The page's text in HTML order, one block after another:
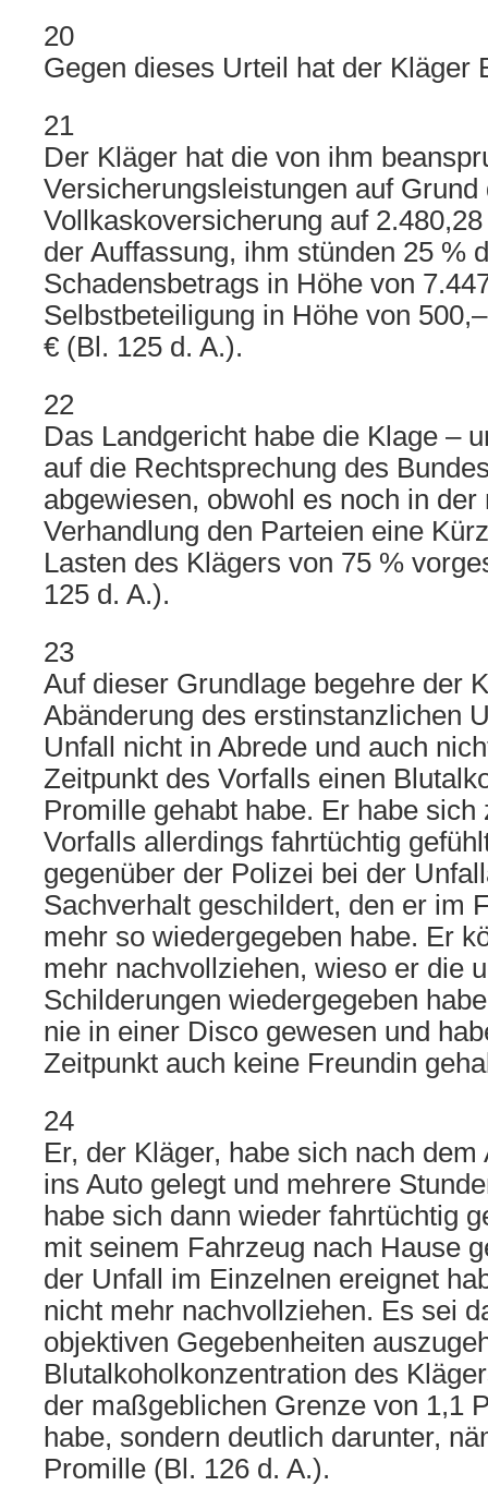
20
Gegen dieses Urteil hat der Kläger
21
Der Kläger hat die von ihm
Versicherungsleistungen auf Grund
Vollkaskoversicherung auf
der Auffassung, ihm stünden 25 %
Schadensbetrags in Höhe von
Selbstbeteiligung in Höhe von
€ (Bl. 125 d. A.).
22
Das Landgericht habe die Klage –
auf die Rechtsprechung des
abgewiesen, obwohl es noch in der
Verhandlung den Parteien eine
Lasten des Klägers von 75 %
125 d. A.).
23
Auf dieser Grundlage begehre der
Abänderung des erstinstanzlichen
Unfall nicht in Abrede und auch
Zeitpunkt des Vorfalls einen
Promille gehabt habe. Er habe
Vorfalls allerdings fahrtüchtig
gegenüber der Polizei bei der
Sachverhalt geschildert, den er im
mehr so wiedergegeben habe. Er
mehr nachvollziehen, wieso er die
Schilderungen wiedergegeben
nie in einer Disco gewesen und
Zeitpunkt auch keine Freundin
24
Er, der Kläger, habe sich nach
ins Auto gelegt und mehrere
habe sich dann wieder fahrtüchtig
mit seinem Fahrzeug nach Hause
der Unfall im Einzelnen ereignet
nicht mehr nachvollziehen. Es sei
objektiven Gegebenheiten
Blutalkoholkonzentration des
der maßgeblichen Grenze von 1,1
habe, sondern deutlich darunter,
Promille (Bl. 126 d. A.).